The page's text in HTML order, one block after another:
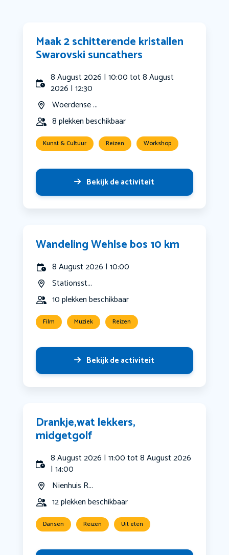
Maak 2 schitterende kristallen
Swarovski suncathers
8 August 2026 | 10:00 tot 8 August
2026 | 12:30
Woerdense ...
8 plekken beschikbaar
Kunst & Cultuur Reizen Workshop
Bekijk de activiteit
Wandeling Wehlse bos 10 km
8 August 2026 | 10:00
Stationsst...
10 plekken beschikbaar
Film Muziek Reizen
Bekijk de activiteit
Drankje,wat lekkers,
midgetgolf
8 August 2026 | 11:00 tot 8 August 2026
| 14:00
Nienhuis R...
12 plekken beschikbaar
Dansen Reizen Uit eten